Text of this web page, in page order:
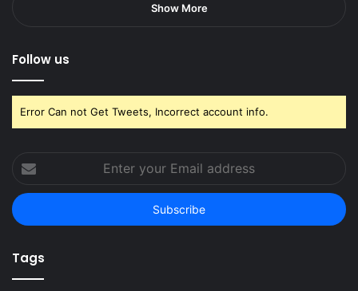
Show More
Follow us
Error Can not Get Tweets, Incorrect account info.
your
Email
address
Tags